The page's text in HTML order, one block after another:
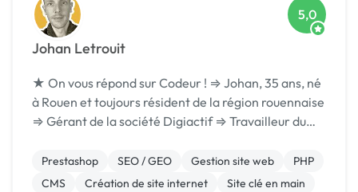
Johan Letrouit
5,0
★ On vous répond sur Codeur ! ⇒ Johan, 35 ans, né
à Rouen et toujours résident de la région rouennaise
⇒ Gérant de la société Digiactif ⇒ Travailleur du
l'origine de la croissance de Digiactif f...
Prestashop SEO / GEO Gestion site web
PHP
CMS
Création de site internet
Site clé en main